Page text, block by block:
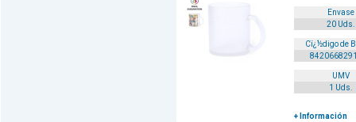
Envase
20 Uds.
Cï¿½digo de
UMV
1 Uds.
+ Información